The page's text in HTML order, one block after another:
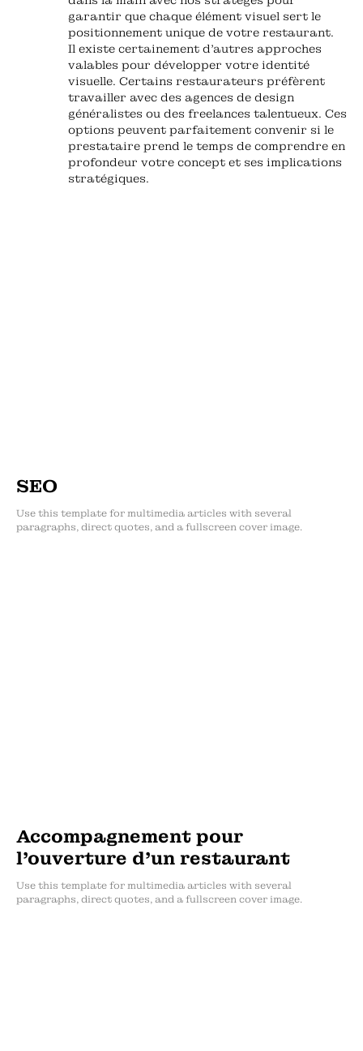
garantir que chaque élément visuel sert le
positionnement unique de votre restaurant.
Il existe certainement d'autres approches
valables pour développer votre identité
visuelle. Certains restaurateurs préfèrent
travailler avec des agences de design
généralistes ou des freelances talentueux. Ces
options peuvent parfaitement convenir si le
prestataire prend le temps de comprendre en
profondeur votre concept et ses implications
stratégiques.
SEO
Use this template for multimedia articles with several
paragraphs, direct quotes, and a fullscreen cover image.
Accompagnement pour
l’ouverture d’un restaurant
Use this template for multimedia articles with several
paragraphs, direct quotes, and a fullscreen cover image.